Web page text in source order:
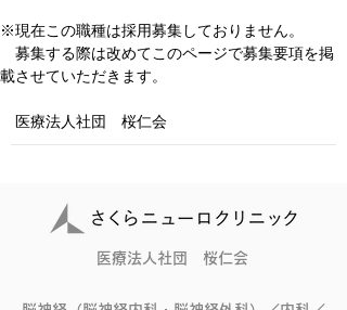
※現在この職種は採用募集しておりません。
募集する際は改めてこのページで募集要項を掲
載させていただきます。
医療法人社団　桜仁会
医療法人社団 桜仁会